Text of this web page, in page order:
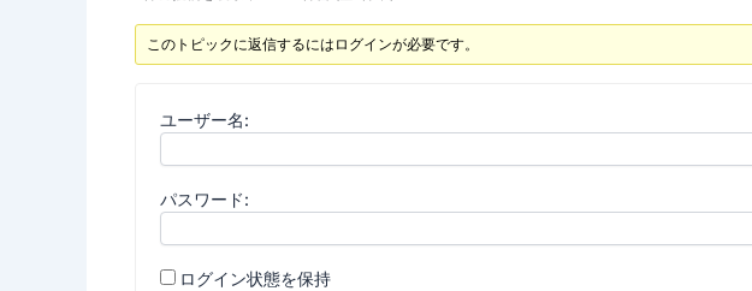
このトピックに返信するにはログインが必要です。
ユーザー名:
パスワード:
ログイン状態を保持